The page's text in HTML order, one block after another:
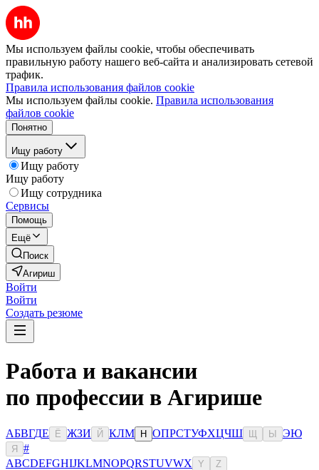
Мы используем файлы cookie, чтобы обеспечивать
правильную работу нашего веб-сайта и анализировать сетевой
трафик.
Правила использования файлов cookie
Мы используем файлы cookie. Правила использования
файлов cookie
Понятно
Ищу работу
Ищу работу
Ищу работу
Ищу сотрудника
Сервисы
Помощь
Ещё
Поиск
Агириш
Войти
Войти
Создать резюме
Работа и вакансии
по профессии в Агирише
АБВГДЕ Ё ЖЗИ Й КЛМ Н ОПРСТУФХЦЧШ Ы ЭЮ
Я
#
ABCDEFGHIJKLMNOPQRSTUVWX Y Z